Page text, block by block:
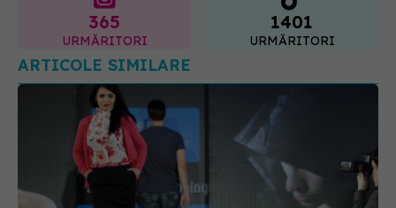
365
URMĂRITORI
1401
URMĂRITORI
ARTICOLE SIMILARE